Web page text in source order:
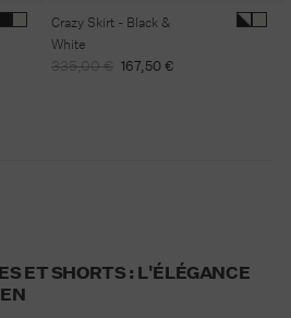
Crazy Skirt - Black &
White
Regular
335,00 € Sale
167,50 €
ET SHORTS : L'ÉLÉGANCE